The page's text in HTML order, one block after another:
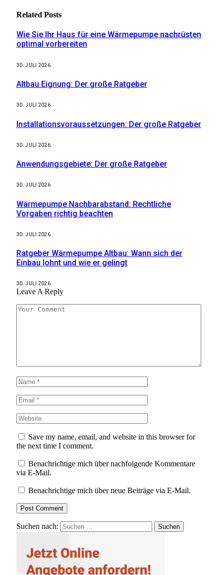
Related Posts
Wie Sie Ihr Haus für eine Wärmepumpe nachrüsten
optimal vorbereiten
30. JULI 2026
Altbau Eignung: Der große Ratgeber
30. JULI 2026
Installationsvoraussetzungen: Der große Ratgeber
30. JULI 2026
Anwendungsgebiete: Der große Ratgeber
30. JULI 2026
Wärmepumpe Nachbarabstand: Rechtliche
Vorgaben richtig beachten
30. JULI 2026
Ratgeber Wärmepumpe Altbau: Wann sich der
Einbau lohnt und wie er gelingt
30. JULI 2026
Leave A Reply
Save my name, email, and website in this browser for
the next time I comment.
Benachrichtige mich über nachfolgende Kommentare
via E-Mail.
Benachrichtige mich über neue Beiträge via E-Mail.
Suchen nach: